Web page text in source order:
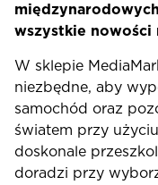
wszystkie nowości
W sklepie
niezbędne, aby
samochód oraz
światem przy
doskonale
doradzi przy